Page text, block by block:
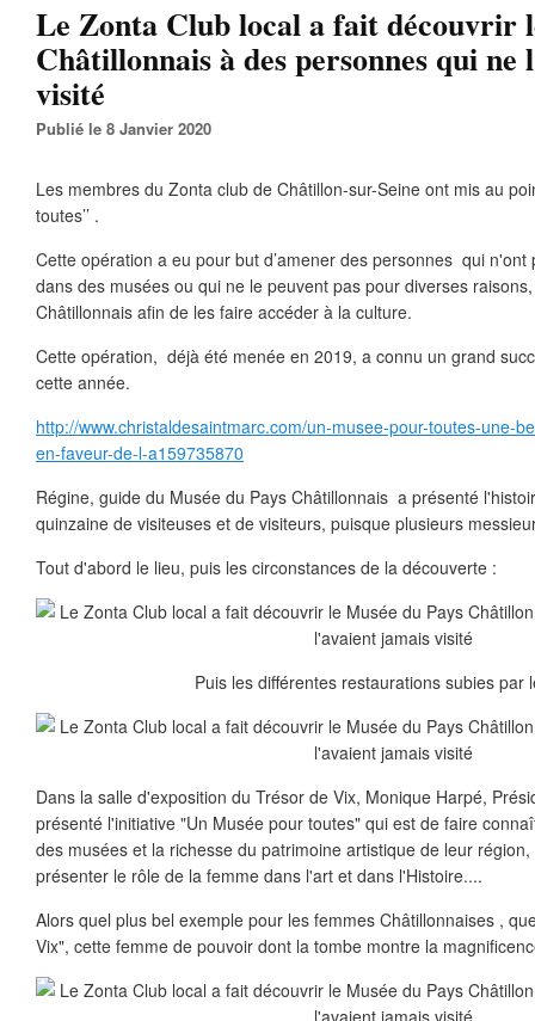
Le Zonta Club local a fait découvrir
Châtillonnais à des personnes qui
visité
Publié le 8 Janvier 2020
Les membres du Zonta club de Châtillon-sur-Seine ont mis au
toutes’’ .
Cette opération a eu pour but d’amener des personnes qui
dans des musées ou qui ne le peuvent pas pour diverses
Châtillonnais afin de les faire accéder à la culture.
Cette opération, déjà été menée en 2019, a connu un grand
cette année.
http://www.christaldesaintmarc.com/un-musee-pour-toutes-une-
en-faveur-de-l-a159735870
Régine, guide du Musée du Pays Châtillonnais a présenté
quinzaine de visiteuses et de visiteurs, puisque plusieurs
Tout d'abord le lieu, puis les circonstances de la découverte :
Puis les différentes restaurations subies par
Dans la salle d'exposition du Trésor de Vix, Monique Harpé,
présenté l'initiative "Un Musée pour toutes" qui est de faire
des musées et la richesse du patrimoine artistique de leur
présenter le rôle de la femme dans l'art et dans l'Histoire....
Alors quel plus bel exemple pour les femmes Châtillonnaises ,
Vix", cette femme de pouvoir dont la tombe montre la